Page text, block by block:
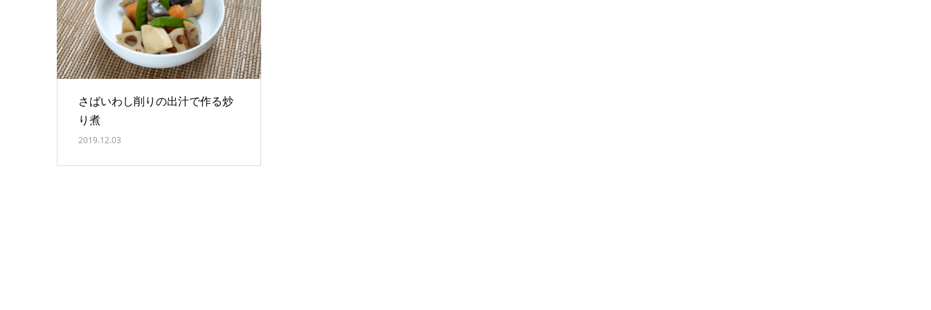
さばいわし削りの出汁で作る炒
り煮
2019.12.03